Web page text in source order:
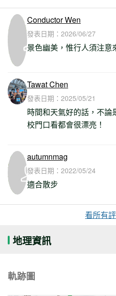
Conductor Wen
發表日期： 2026/06/27
景色幽美，惟行人須注意
Tawat Chen
發表日期： 2025/05/21
時間和天氣好的話，不
校門口看都會很漂亮！
autumnmag
發表日期： 2022/05/24
適合散步
看所有
地理資訊
軌跡圖